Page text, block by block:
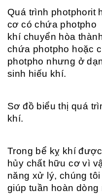
Quá trình photphorit
cơ có chứa photpho
khí chuyển hòa
chứa photpho hoặc
photpho nhưng ở
sinh hiếu khí.
Sơ đồ biểu thị quá
khí.
Trong bể kỵ khí
hủy chất hữu cơ vì
năng xử lý, chúng
giúp tuần hoàn